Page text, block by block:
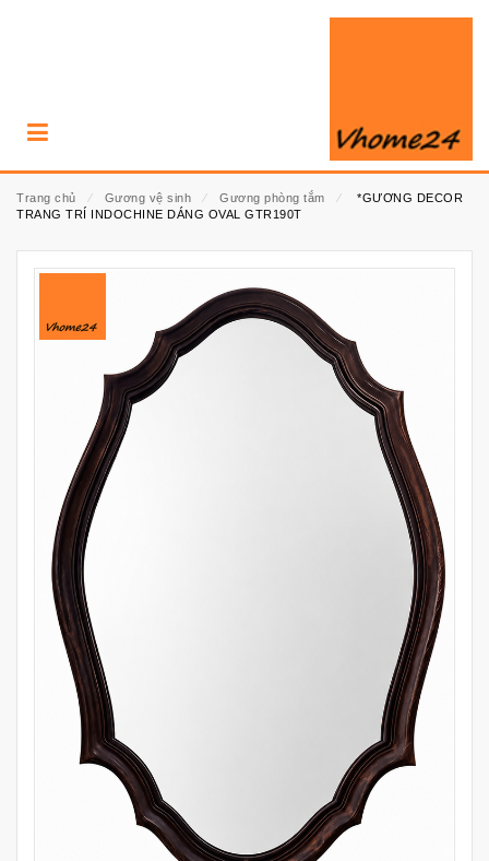
Trang chủ ⁄ Gương vệ sinh ⁄ Gương phòng tắm ⁄
*GƯƠNG DECOR
TRANG TRÍ INDOCHINE DÁNG OVAL GTR190T